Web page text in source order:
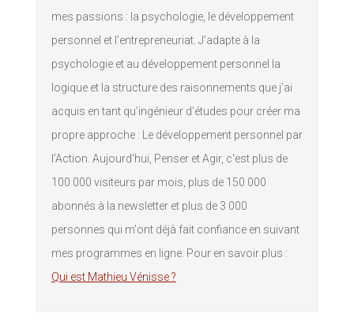
mes passions : la psychologie, le développement
personnel et l’entrepreneuriat. J’adapte à la
psychologie et au développement personnel la
logique et la structure des raisonnements que j’ai
acquis en tant qu’ingénieur d’études pour créer ma
propre approche : Le développement personnel par
l’Action. Aujourd'hui, Penser et Agir, c'est plus de
100 000 visiteurs par mois, plus de 150 000
abonnés à la newsletter et plus de 3 000
personnes qui m'ont déjà fait confiance en suivant
mes programmes en ligne. Pour en savoir plus :
Qui est Mathieu Vénisse ?